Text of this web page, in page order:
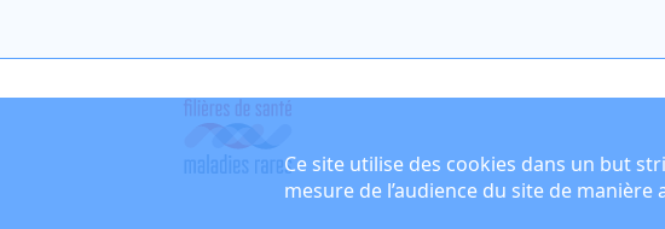
Ce site utilise des cookies dans un but
mesure de l’audience du site de manière